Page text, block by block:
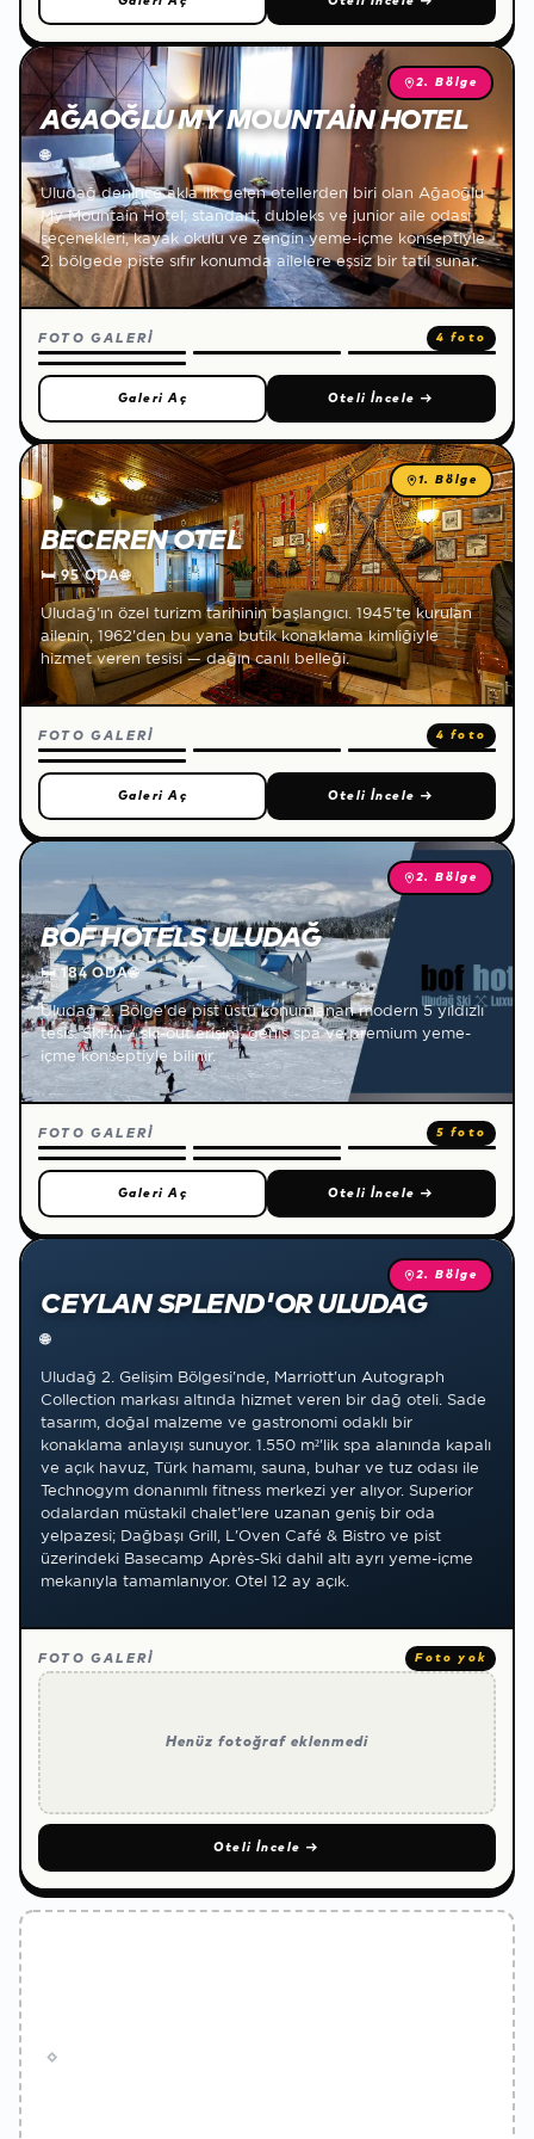
2. Bölge
AĞAOĞLU MY MOUNTAIN HOTEL
🌐
Uludağ denince akla ilk gelen otellerden biri olan Ağaoğlu
My Mountain Hotel; standart, dubleks ve junior aile odası
seçenekleri, kayak okulu ve zengin yeme-içme konseptiyle
2. bölgede piste sıfır konumda ailelere eşsiz bir tatil sunar.
FOTO GALERİ 4 foto
Galeri Aç Oteli İncele →
1. Bölge
BECEREN OTEL
🛏95 ODA🌐
Uludağ'ın özel turizm tarihinin başlangıcı. 1945'te kurulan
ailenin, 1962'den bu yana butik konaklama kimliğiyle
hizmet veren tesisi — dağın canlı belleği.
FOTO GALERİ 4 foto
Galeri Aç Oteli İncele →
2. Bölge
BOF HOTELS ULUDAĞ
🛏184 ODA🌐
Uludağ 2. Bölge'de pist üstü konumlanan modern 5 yıldızlı
tesis. Ski-in / ski-out erişim, geniş spa ve premium yeme-
içme konseptiyle bilinir.
FOTO GALERİ 5 foto
Galeri Aç Oteli İncele →
2. Bölge
CEYLAN SPLEND'OR ULUDAĞ
🌐
Uludağ 2. Gelişim Bölgesi'nde, Marriott'un Autograph
Collection markası altında hizmet veren bir dağ oteli. Sade
tasarım, doğal malzeme ve gastronomi odaklı bir
konaklama anlayışı sunuyor. 1.550 m²'lik spa alanında kapalı
ve açık havuz, Türk hamamı, sauna, buhar ve tuz odası ile
Technogym donanımlı fitness merkezi yer alıyor. Superior
odalardan müstakil chalet'lere uzanan geniş bir oda
yelpazesi; Dağbaşı Grill, L'Oven Café & Bistro ve pist
üzerindeki Basecamp Après-Ski dahil altı ayrı yeme-içme
mekanıyla tamamlanıyor. Otel 12 ay açık.
FOTO GALERİ Foto yok
Henüz fotoğraf eklenmedi
Oteli İncele →